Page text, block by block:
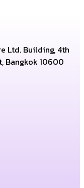
Ltd. Building, 4th
Bangkok 10600